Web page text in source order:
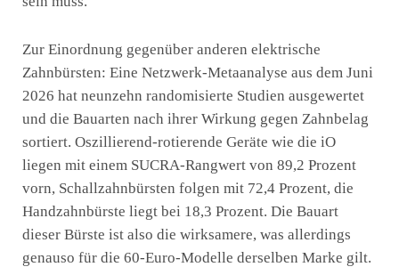
Zur Einordnung gegenüber anderen elektrische
Zahnbürsten: Eine Netzwerk-Metaanalyse aus dem Juni
2026 hat neunzehn randomisierte Studien ausgewertet
und die Bauarten nach ihrer Wirkung gegen Zahnbelag
sortiert. Oszillierend-rotierende Geräte wie die iO
liegen mit einem SUCRA-Rangwert von 89,2 Prozent
vorn, Schallzahnbürsten folgen mit 72,4 Prozent, die
Handzahnbürste liegt bei 18,3 Prozent. Die Bauart
dieser Bürste ist also die wirksamere, was allerdings
genauso für die 60-Euro-Modelle derselben Marke gilt.